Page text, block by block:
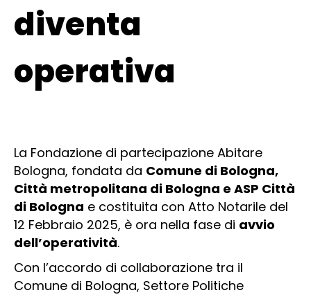
diventa
operativa
La Fondazione di partecipazione Abitare
Bologna, fondata da Comune di Bologna,
Città metropolitana di Bologna e ASP Città
di Bologna e costituita con Atto Notarile del
12 Febbraio 2025, è ora nella fase di avvio
dell’operatività.
Con l’accordo di collaborazione tra il
Comune di Bologna, Settore Politiche